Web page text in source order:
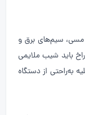
مسی، سیم‌های برق و
باید شیب ملایمی
به‌راحتی از دستگاه